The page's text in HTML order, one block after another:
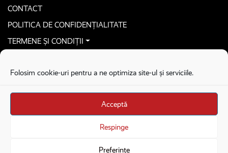
Folosim cookie-uri pentru a ne optimiza site-ul și serviciile.
Acceptă
Respinge
Preferințe
CONTACT
POLITICA DE CONFIDENȚIALITATE
TERMENE ȘI CONDIȚII
Stega creative
Brandul Recorder e operat de Asociația Recorder Community, sub licența SC
Veniturile din donații sunt administrate de Asociația Recorder Community